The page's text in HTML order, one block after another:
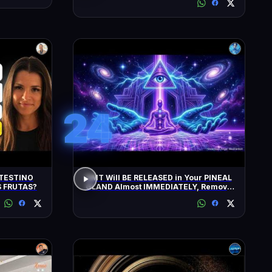
24
DMT Will BE RELEASED in Your PINEAL
GLAND Almost IMMEDIATELY, Remove